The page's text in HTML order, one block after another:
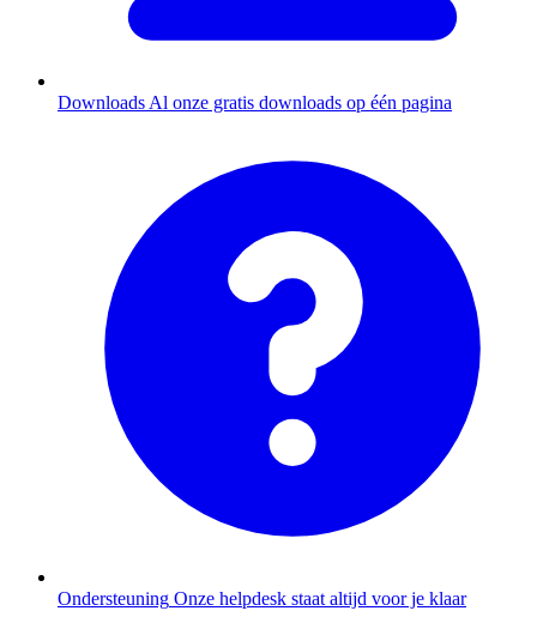
Downloads Al onze gratis downloads op één pagina
Ondersteuning Onze helpdesk staat altijd voor je klaar